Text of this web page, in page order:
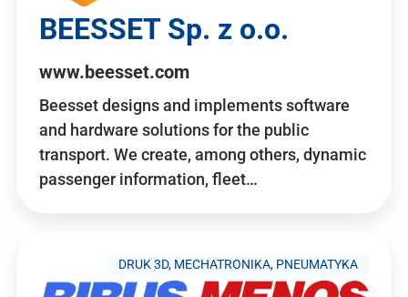
BEESSET Sp. z o.o.
www.beesset.com
Beesset designs and implements software
and hardware solutions for the public
transport. We create, among others, dynamic
passenger information, fleet…
DRUK 3D, MECHATRONIKA, PNEUMATYKA